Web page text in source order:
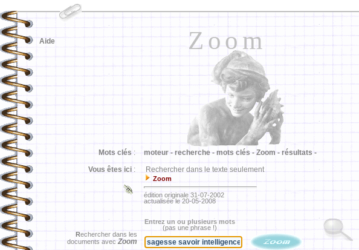
Zoom
Aide
Mots clés : moteur - recherche - mots clés - Zoom - résultats -
Vous êtes ici : Rechercher dans le texte seulement
Zoom
édition originale 31-07-2002
actualisée le 20-05-2008
Rechercher dans les
documents avec Zoom
Entrez un ou plusieurs mots
(pas une phrase !)